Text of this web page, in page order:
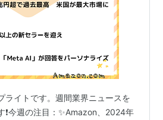
ライトです。週間業界ニュースを
❗️今週の注目：✨Amazon、2024年